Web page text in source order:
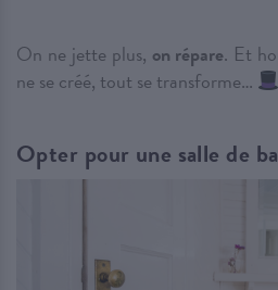
On ne jette plus, on répare. Et
ne se créé, tout se transforme…
Opter pour une salle de